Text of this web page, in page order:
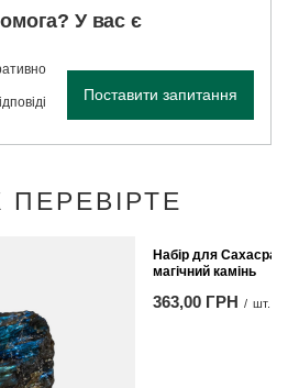
У вас є
Поставити запитання
Набір для
магічний камінь
363,00 ГРН / шт.